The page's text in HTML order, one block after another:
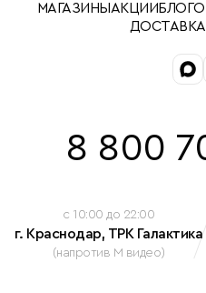
МАГАЗИНЫ АКЦИИБЛОГ
8 800
c 10:00 до 22:00
г. Краснодар, ТРК Галактика
(напротив М видео)